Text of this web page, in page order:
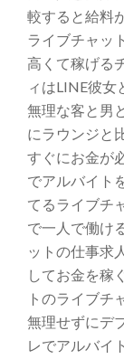
較すると給料
ライブチャッ
高くて稼げる
ィはLINE彼女
無理な客と男
にラウンジと
すぐにお金が
でアルバイト
てるライブチ
で一人で働け
ットの仕事求
してお金を稼
トのライブチ
無理せずにデ
レでアルバイ